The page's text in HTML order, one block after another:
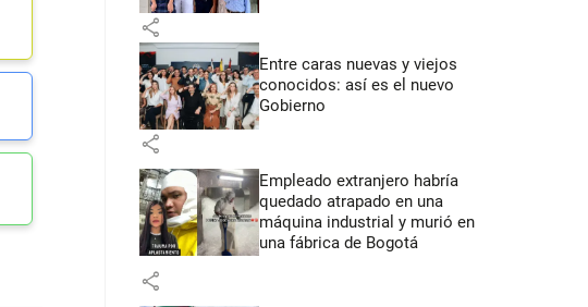
share
Entre caras nuevas y viejos
conocidos: así es el nuevo
Gobierno
share
Empleado extranjero habría
quedado atrapado en una
máquina industrial y murió en
una fábrica de Bogotá
share